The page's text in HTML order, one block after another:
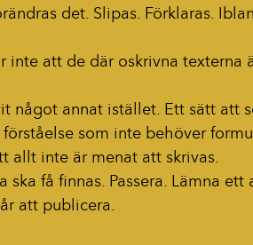
det. Slipas. Förklaras.
inte att de där oskrivna texterna
något annat istället. Ett sätt att
som inte behöver
allt inte är menat att skrivas.
ska få finnas. Passera. Lämna
att publicera.